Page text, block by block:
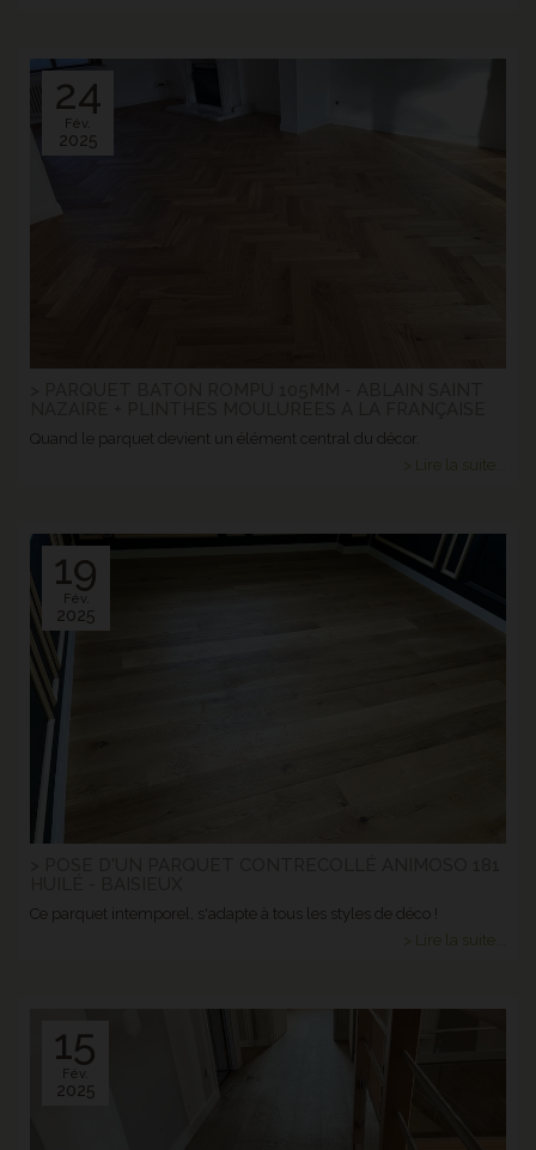
24
Fév.
2025
Quand le parquet devient un élément central du décor.
> Lire la suite...
19
Fév.
2025
Ce parquet intemporel, s'adapte à tous les styles de déco !
> Lire la suite...
15
Fév.
2025